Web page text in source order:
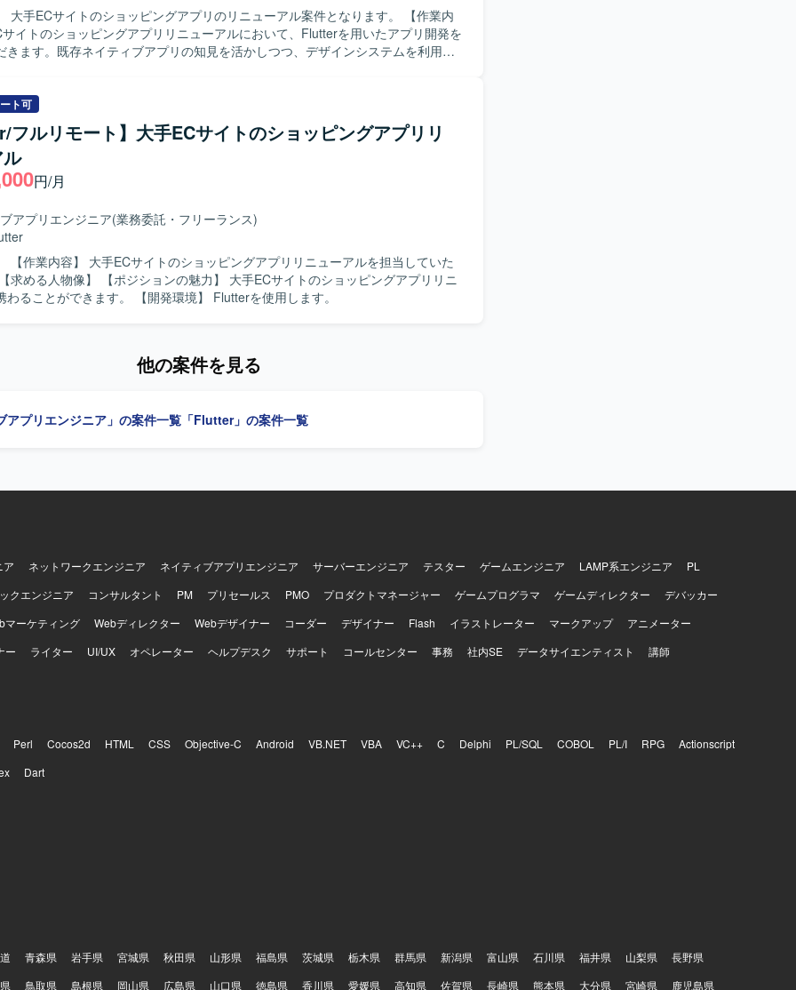
手ECサイトのショッピングアプリのリニューアル案件となります。 【作業内
イトのショッピングアプリリニューアルにおいて、Flutterを用いたアプリ開発を
きます。既存ネイティブアプリの知見を活かしつつ、デザインシステムを利用し
求めています。 【ポジションの魅力】 大規模なECサービスのス
アプリ開発に携わることで、Flutterを活用したクロスプラットフォーム開発やデ
実践経験を積むことができます。 【開発環境】 Flutterを用いたスマート
発環境となります。
ト可
ルリモート】大手ECサイトのショッピングアプリリ
円/月
アプリエンジニア(業務委託・フリーランス)
ューアルに携わることができます。 【開発環境】 Flutterを使用します。
他の案件を見る
アプリエンジニア」の案件一覧 「Flutter」の案件一覧
ア ネットワークエンジニア ネイティブアプリエンジニア サーバーエンジニア テスター ゲームエンジニア LAMP系エンジニア
PL
クエンジニア
コンサルタント PM プリセールス PMO プロダクトマネージャー ゲームプログラマ ゲームディレクター
デバッカー
マーケティング
Webディレクター Webデザイナー コーダー デザイナー Flash イラストレーター マークアップ
アニメーター
ー
ライター UI/UX オペレーター ヘルプデスク サポート コールセンター 事務 社内SE データサイエンティスト 講師
Perl Cocos2d HTML CSS Objective-C Android VB.NET VBA VC++ C Delphi PL/SQL COBOL PL/I RPG
Actionscript
Dart
青森県 岩手県 宮城県 秋田県 山形県 福島県 茨城県 栃木県 群馬県 新潟県 富山県 石川県 福井県 山梨県
長野県
鳥取県 島根県 岡山県 広島県 山口県 徳島県 香川県 愛媛県 高知県 佐賀県 長崎県 熊本県 大分県 宮崎県 鹿児島県